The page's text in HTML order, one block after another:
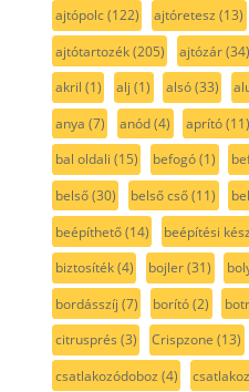
ajtópolc(122) ajtóretesz (13)
ajtótartozék(205) ajtózár(34)
akril (1) alj (1) alsó(33)
anya (7) anód(4) aprító(11)
bal oldali (15) befogó(1)
belső(30) belső cső(11)
beépíthető(14) beépítési
biztosíték(4) bojler(31)
bordásszíj (7) borító(2)
citrusprés (3) Crispzone (13)
csatlakozódoboz (4)